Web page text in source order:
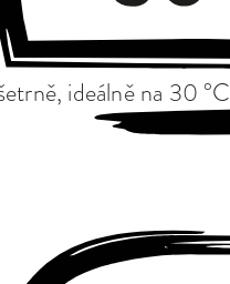
ideálně na 30 °C